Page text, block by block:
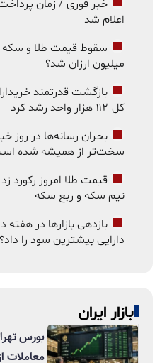
خبر فوری / زمان
اعلام شد
سقوط قیمت طلا و سکه
میلیون ارزان شد؟
بازگشت قدرتمند
کل ۱۱۲ هزار واحد رشد کرد
بحران رسانه‌ها در روز
سخت‌تر از همیشه شده
قیمت طلا امروز رکورد
نیم سکه و ربع سکه
دارایی بیشترین سود را داد؟
بازار ایران
بورس